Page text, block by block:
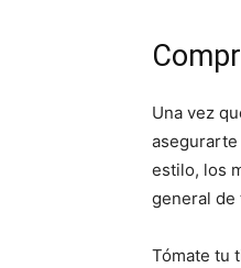
Una vez
asegurarte
estilo, los
general de
Tómate tu